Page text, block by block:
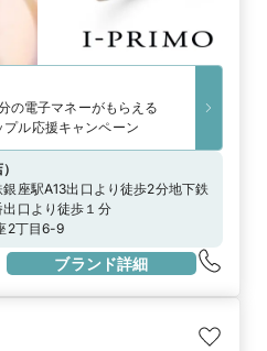
の電子マネーがもらえる
プル応援キャンペーン
）
銀座駅A13出口より徒歩2分地下鉄
口より徒歩１分
2丁目6-9
ブランド詳細